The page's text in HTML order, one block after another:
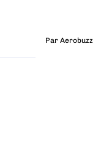
Par Aerobuzz